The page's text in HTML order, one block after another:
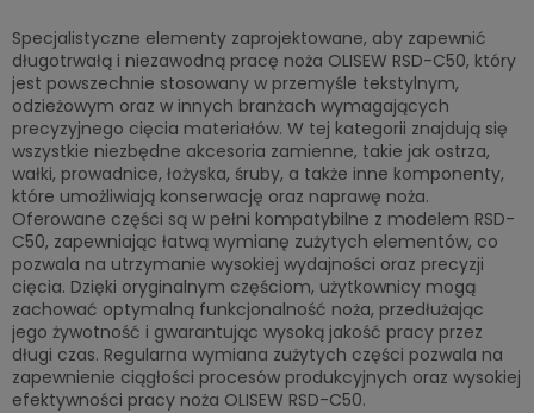
Specjalistyczne elementy zaprojektowane, aby zapewnić
długotrwałą i niezawodną pracę noża OLISEW RSD-C50, który
jest powszechnie stosowany w przemyśle tekstylnym,
odzieżowym oraz w innych branżach wymagających
precyzyjnego cięcia materiałów. W tej kategorii znajdują się
wszystkie niezbędne akcesoria zamienne, takie jak ostrza,
wałki, prowadnice, łożyska, śruby, a także inne komponenty,
które umożliwiają konserwację oraz naprawę noża.
Oferowane części są w pełni kompatybilne z modelem RSD-
C50, zapewniając łatwą wymianę zużytych elementów, co
pozwala na utrzymanie wysokiej wydajności oraz precyzji
cięcia. Dzięki oryginalnym częściom, użytkownicy mogą
zachować optymalną funkcjonalność noża, przedłużając
jego żywotność i gwarantując wysoką jakość pracy przez
długi czas. Regularna wymiana zużytych części pozwala na
zapewnienie ciągłości procesów produkcyjnych oraz wysokiej
efektywności pracy noża OLISEW RSD-C50.